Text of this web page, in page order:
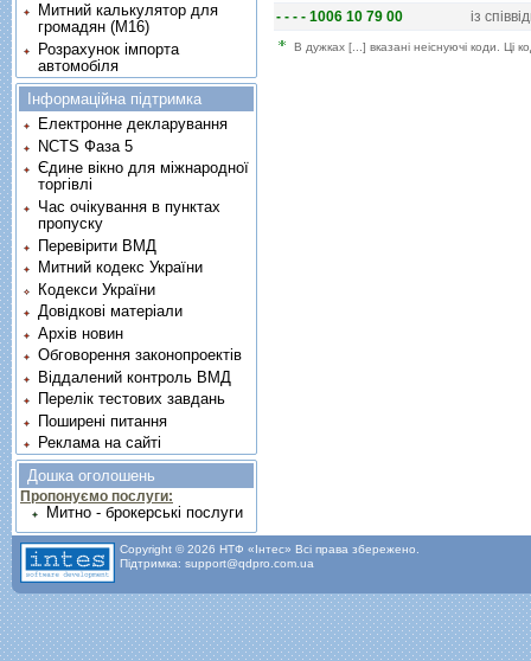
- - - - 1006 10 79 00
iз
В дужках [...] вказані неіснуючі коди. Ці
Митний калькулятор для
громадян (М16)
Розрахунок імпорта
автомобіля
Інформаційна підтримка
Електронне декларування
NCTS Фаза 5
Єдине вікно для міжнародної
торгівлі
Час очікування в пунктах
пропуску
Перевірити ВМД
Митний кодекс України
Кодекси України
Довідкові матеріали
Архів новин
Обговорення законопроектів
Віддалений контроль ВМД
Перелік тестових завдань
Поширені питання
Реклама на сайті
Дошка оголошень
Пропонуємо послуги:
Митно - брокерські послуги
Copyright © 2026 НТФ «Інтес» Всі права збережено.
Підтримка: support@qdpro.com.ua